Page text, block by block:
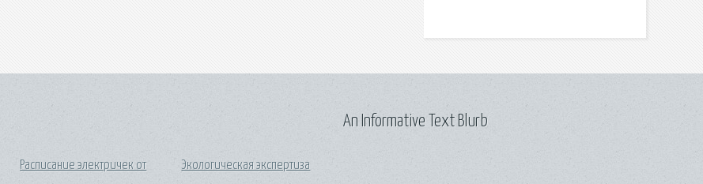
Расписание электричек от
Экологическая экспертиза
An Informative Text Blurb